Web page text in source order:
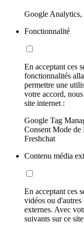
Google
Fonctionnalité
En acceptant ces
fonctionnalités
permettre une
votre accord,
site internet :
Google Tag
Consent Mode
Freshchat
Contenu média
En acceptant ces
vidéos ou d'autres
externes. Avec
suivants sur ce